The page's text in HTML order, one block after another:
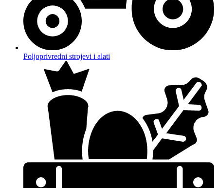
Poljoprivredni strojevi i alati